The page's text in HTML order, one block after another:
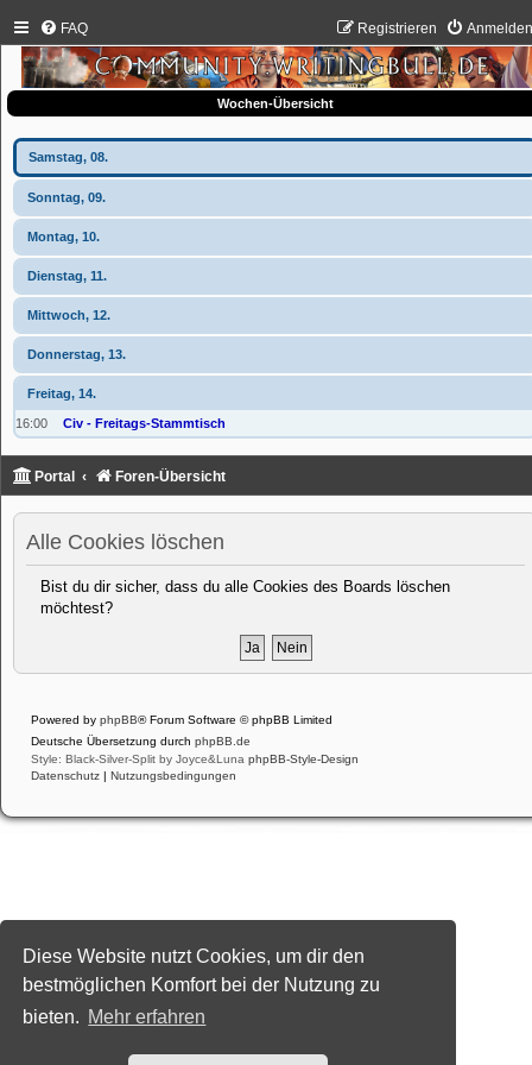
Diese Website nutzt Cookies, um dir den
bestmöglichen Komfort bei der Nutzung zu
bieten. Mehr erfahren
FAQ Registrieren
Wochen-Übersicht
Samstag, 08.
Sonntag, 09.
Montag, 10.
Dienstag, 11.
Mittwoch, 12.
Donnerstag, 13.
Freitag, 14.
16:00 Civ - Freitags-Stammtisch
Portal Foren-Übersicht
Alle Cookies löschen
Bist du dir sicher, dass du alle Cookies des Boards löschen
möchtest?
Powered by phpBB® Forum Software © phpBB Limited
Deutsche Übersetzung durch phpBB.de
Style: Black-Silver-Split by Joyce&Luna phpBB-Style-Design
Datenschutz
Nutzungsbedingungen